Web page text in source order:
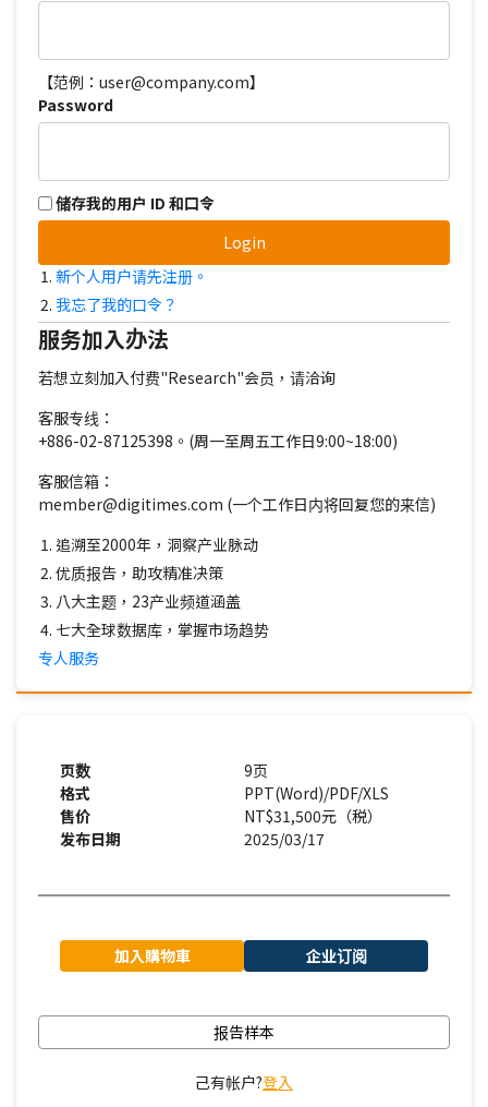
【范例：user@company.com】
Password
储存我的用户 ID 和口令
Login
新个人用户请先注册。
我忘了我的口令？
服务加入办法
若想立刻加入付费"Research"会员，请洽询
客服专线：
+886-02-87125398。(周一至周五工作日9:00~18:00)
客服信箱：
member@digitimes.com (一个工作日内将回复您的来信)
追溯至2000年，洞察产业脉动
优质报告，助攻精准决策
八大主题，23产业频道涵盖
七大全球数据库，掌握市场趋势
专人服务
页数
9页
格式
PPT(Word)/PDF/XLS
售价
NT$31,500元（税）
发布日期
2025/03/17
加入購物車 企业订阅
报告样本
己有帐户?登入